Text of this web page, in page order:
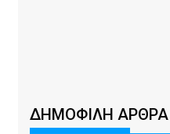
ΔΗΜΟΦΙΛΗ ΑΡΘΡΑ